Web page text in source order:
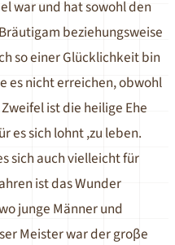
war und hat sowohl den
beziehungsweise
so einer Glücklichkeit bin
es nicht erreichen, obwohl
ist die heilige Ehe
es sich lohnt ,zu leben.
sich auch vielleicht für
ist das Wunder
junge Männer und
Meister war der groβe